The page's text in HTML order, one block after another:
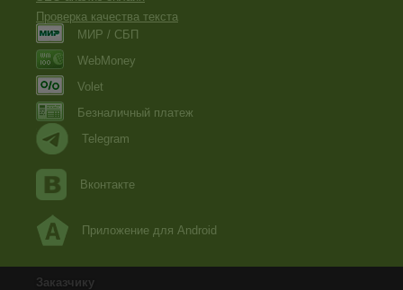
Проверка качества текста
МИР / СБП
WebMoney
Volet
Безналичный платеж
Telegram
Вконтакте
Приложение для Android
Заказчику